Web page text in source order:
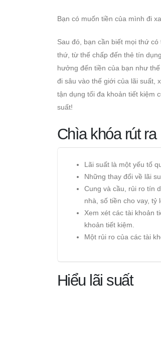
Bạn có muốn tiền của mình đi
Sau đó, bạn cần biết mọi thứ
thứ, từ thế chấp đến thẻ tín
hưởng đến tiền của bạn như
đi sâu vào thế giới của lãi suất,
tận dụng tối đa khoản tiết kiệm
suất!
Chìa khóa rút ra
Lãi suất là một yếu tố
Những thay đổi về lãi
Cung và cầu, rủi ro tín
nhà, số tiền cho vay, tỷ
Xem xét các tài khoản
khoản tiết kiệm.
Một rủi ro của các tài
Hiểu lãi suất